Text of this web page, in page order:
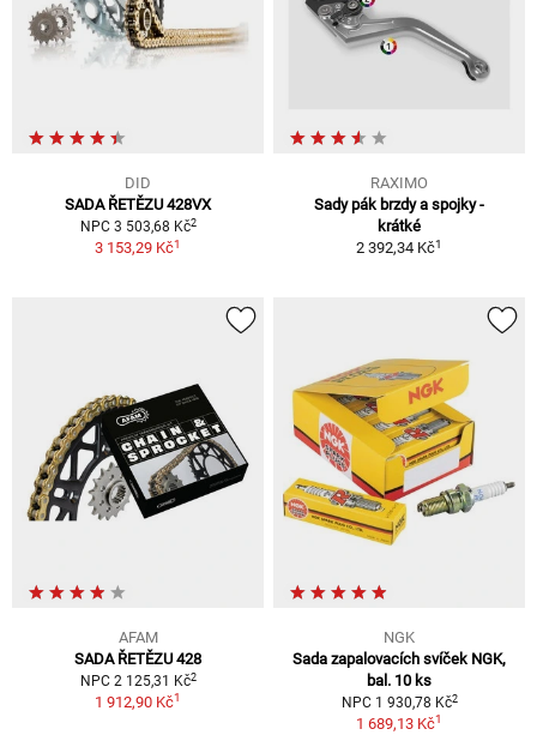
DID
SADA ŘETĚZU 428VX
NPC 3 503,68 Kč2
3 153,29 Kč1
RAXIMO
Sady pák brzdy a spojky -
krátké
2 392,34 Kč1
AFAM
SADA ŘETĚZU 428
NPC 2 125,31 Kč2
1 912,90 Kč1
NGK
Sada zapalovacích svíček NGK,
bal. 10 ks
NPC 1 930,78 Kč2
1 689,13 Kč1